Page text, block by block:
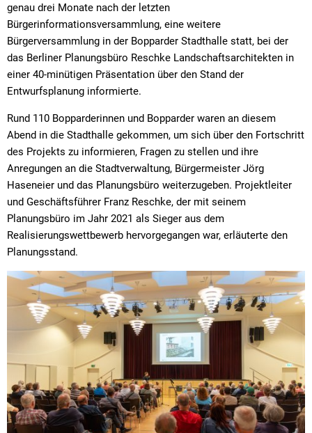
genau drei Monate nach der letzten
Bürgerinformationsversammlung, eine weitere
Bürgerversammlung in der Bopparder Stadthalle statt, bei der
das Berliner Planungsbüro Reschke Landschaftsarchitekten in
einer 40-minütigen Präsentation über den Stand der
Entwurfsplanung informierte.
Rund 110 Bopparderinnen und Bopparder waren an diesem
Abend in die Stadthalle gekommen, um sich über den Fortschritt
des Projekts zu informieren, Fragen zu stellen und ihre
Anregungen an die Stadtverwaltung, Bürgermeister Jörg
Haseneier und das Planungsbüro weiterzugeben. Projektleiter
und Geschäftsführer Franz Reschke, der mit seinem
Planungsbüro im Jahr 2021 als Sieger aus dem
Realisierungswettbewerb hervorgegangen war, erläuterte den
Planungsstand.